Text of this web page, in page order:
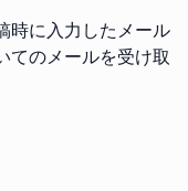
時に入力したメール
てのメールを受け取